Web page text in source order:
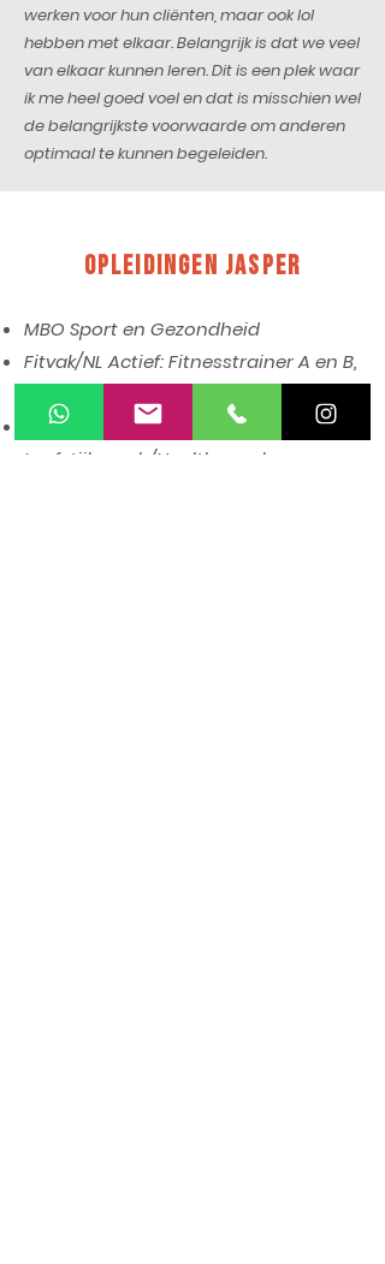
werken voor hun cliënten, maar ook lol
hebben met elkaar. Belangrijk is dat we veel
van elkaar kunnen leren. Dit is een plek waar
ik me heel goed voel en dat is misschien wel
de belangrijkste voorwaarde om anderen
optimaal te kunnen begeleiden.
Opleidingen JAsper
MBO Sport en Gezondheid
Fitvak/NL Actief: Fitnesstrainer A en B,
Chivo Opleiding
Leefstijlcoach/Healthcoach